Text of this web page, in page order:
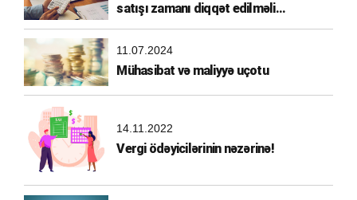
satışı zamanı diqqət edilməli
məqamlar
11.07.2024
Mühasibat və maliyyə uçotu
14.11.2022
Vergi ödəyicilərinin nəzərinə!